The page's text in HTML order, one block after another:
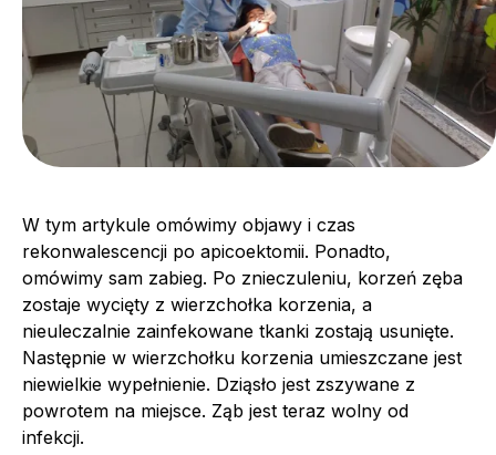
W tym artykule omówimy objawy i czas
rekonwalescencji po apicoektomii. Ponadto,
omówimy sam zabieg. Po znieczuleniu, korzeń zęba
zostaje wycięty z wierzchołka korzenia, a
nieuleczalnie zainfekowane tkanki zostają usunięte.
Następnie w wierzchołku korzenia umieszczane jest
niewielkie wypełnienie. Dziąsło jest zszywane z
powrotem na miejsce. Ząb jest teraz wolny od
infekcji.